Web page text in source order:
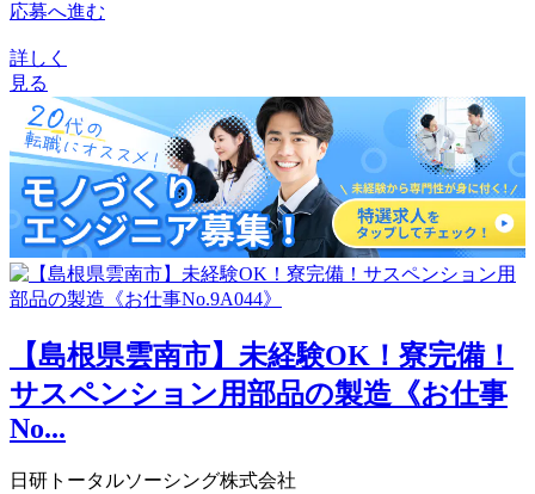
応募へ進む
詳しく
見る
【島根県雲南市】未経験OK！寮完備！
サスペンション用部品の製造《お仕事
No...
日研トータルソーシング株式会社